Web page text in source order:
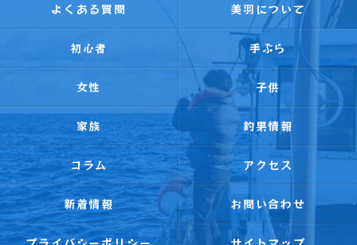
よくある質問 美羽について
初心者 手ぶら
女性 子供
家族 釣果情報
コラム アクセス
新着情報 お問い合わせ